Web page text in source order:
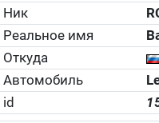
Ник
Реальное имя
Откуда
Автомобиль
id